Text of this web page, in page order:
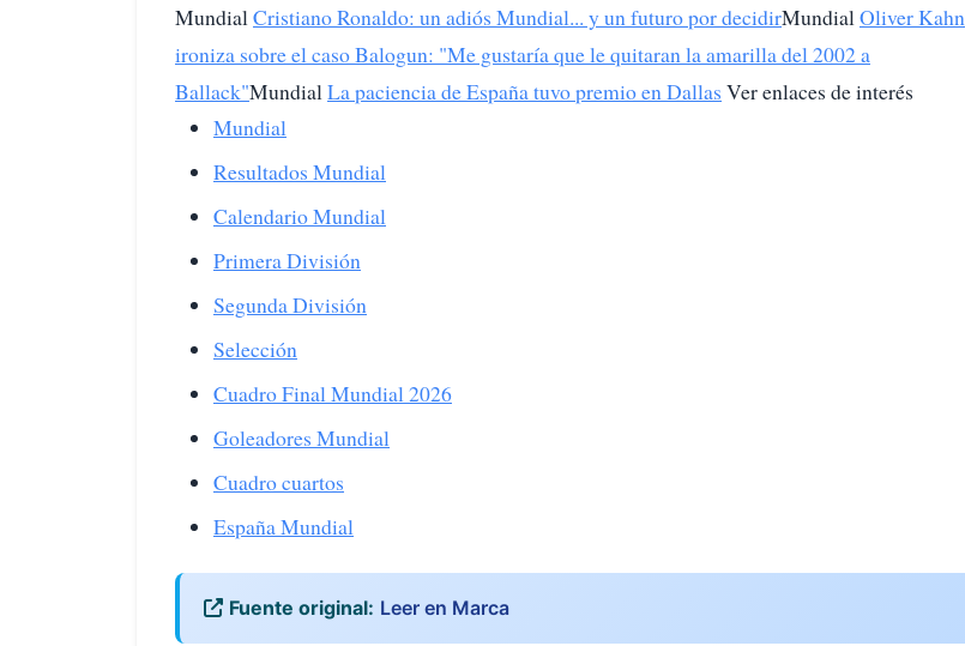
Mundial Cristiano Ronaldo: un adiós Mundial... y un futuro por decidirMundial Oliver Kahn
ironiza sobre el caso Balogun: "Me gustaría que le quitaran la amarilla del 2002 a
Ballack"Mundial La paciencia de España tuvo premio en Dallas Ver enlaces de interés
Mundial
Resultados Mundial
Calendario Mundial
Primera División
Segunda División
Selección
Cuadro Final Mundial 2026
Goleadores Mundial
Cuadro cuartos
España Mundial
Fuente original: Leer en Marca